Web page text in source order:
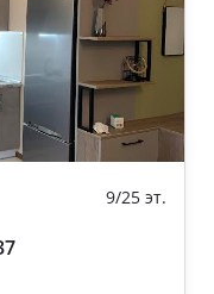
9/25 эт.